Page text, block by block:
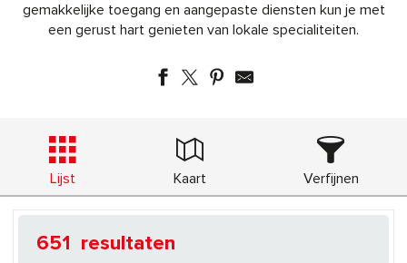
gemakkelijke toegang en aangepaste diensten kun je met
een gerust hart genieten van lokale specialiteiten.
Lijst Kaart Verfijnen
651 resultaten